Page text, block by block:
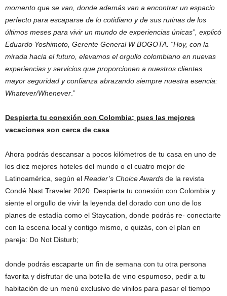
momento que se van, donde además van a encontrar un espacio
perfecto para escaparse de lo cotidiano y de sus rutinas de los
últimos meses para vivir un mundo de experiencias únicas”, explicó
Eduardo Yoshimoto, Gerente General W BOGOTA. “Hoy, con la
mirada hacia el futuro, elevamos el orgullo colombiano en nuevas
experiencias y servicios que proporcionen a nuestros clientes
mayor seguridad y confianza abrazando siempre nuestra esencia:
Whatever/Whenever .”
Despierta tu conexión con Colombia; pues las mejores
vacaciones son cerca de casa
Ahora podrás descansar a pocos kilómetros de tu casa en uno de
los diez mejores hoteles del mundo o el cuatro mejor de
Latinoamérica, según el Reader’s Choice Awards de la revista
Condé Nast Traveler 2020. Despierta tu conexión con Colombia y
siente el orgullo de vivir la leyenda del dorado con uno de los
planes de estadía como el Staycation, donde podrás re- conectarte
con la escena local y contigo mismo, o quizás, con el plan en
pareja: Do Not Disturb;
donde podrás escaparte un fin de semana con tu otra persona
favorita y disfrutar de una botella de vino espumoso, pedir a tu
habitación de un menú exclusivo de vinilos para pasar el tiempo